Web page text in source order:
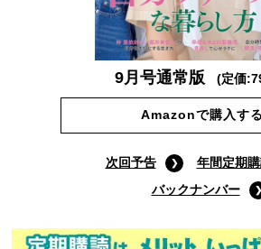
9月号通常版 (定価
Amazonで購入する
次回予告
年間定期
バックナンバー